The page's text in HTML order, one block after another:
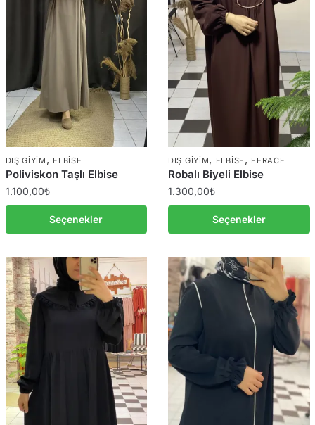
DIŞ GIYIM , ELBISE
Poliviskon Taşlı Elbise
1.100,00₺
Seçenekler
DIŞ GIYIM, ELBISE , FERACE
Robalı Biyeli Elbise
1.300,00₺
Seçenekler